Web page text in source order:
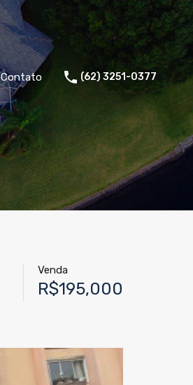
Contato (62) 3251-0377
Venda
R$195,000